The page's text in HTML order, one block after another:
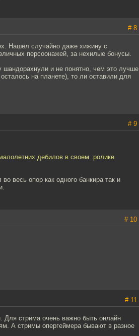
# 8
Нашёл случайно даже хижину с
персоонажей, за нехилые бонусы.
шандорахнули и не понятно, чем это лучше
на планете), то ли оставили для
# 9
дебилов в своем ролике
весь опор как одного банкира так и
# 10
# 11
Для стрима очень важно быть онлайн
А стримы опергеймера бывают в разное